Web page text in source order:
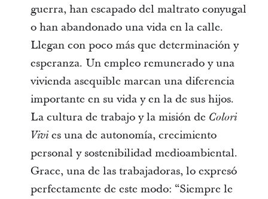
guerra, han escapado del maltrato conyugal
o han abandonado una vida en la calle.
Llegan con poco más que determinación y
esperanza. Un empleo remunerado y una
vivienda asequible marcan una diferencia
importante en su vida y en la de sus hijos.
La cultura de trabajo y la misión de Colori
Vivies una de autonomía, crecimiento
personal y sostenibilidad medioambiental.
Grace, una de las trabajadoras, lo expresó
perfectamente de este modo: “Siempre le